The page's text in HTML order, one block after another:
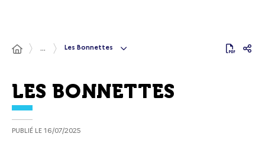
... Les Bonnettes
LES BONNETTES
PUBLIÉ LE 16/07/2025